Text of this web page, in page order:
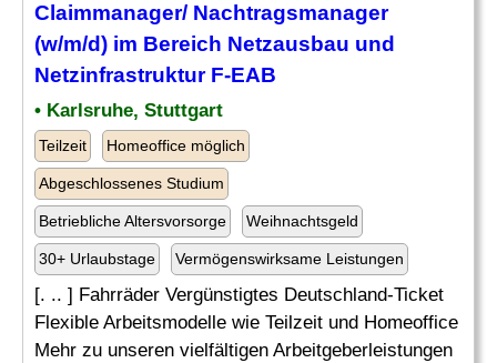
Claimmanager/ Nachtragsmanager
(w/m/d) im Bereich Netzausbau und
Netzinfrastruktur F-EAB
• Karlsruhe, Stuttgart
Teilzeit Homeoffice möglich
Abgeschlossenes Studium
Betriebliche Altersvorsorge Weihnachtsgeld
30+ Urlaubstage Vermögenswirksame Leistungen
[. .. ] Fahrräder Vergünstigtes Deutschland-Ticket
Flexible Arbeitsmodelle wie Teilzeit und Homeoffice
Mehr zu unseren vielfältigen Arbeitgeberleistungen